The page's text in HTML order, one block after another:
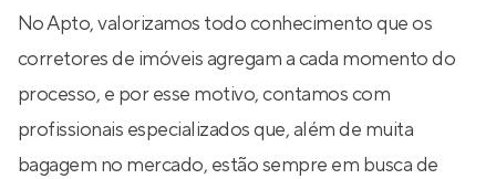
No Apto, valorizamos todo conhecimento que os
corretores de imóveis agregam a cada momento do
processo, e por esse motivo, contamos com
profissionais especializados que, além de muita
bagagem no mercado, estão sempre em busca de